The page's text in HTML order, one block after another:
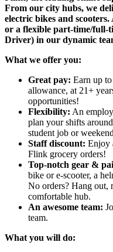
From our city hubs, we
electric bikes and
or a flexible part-time/full-
Driver) in our dynamic
What we offer you:
Great pay: Earn up
allowance, at 21+
opportunities!
Flexibility: An
plan your shifts
student job or
Staff discount: Enjoy
Flink grocery orders!
Top-notch gear &
bike or e-scooter, a
No orders? Hang out,
comfortable hub.
An awesome team:
team.
What you will do: